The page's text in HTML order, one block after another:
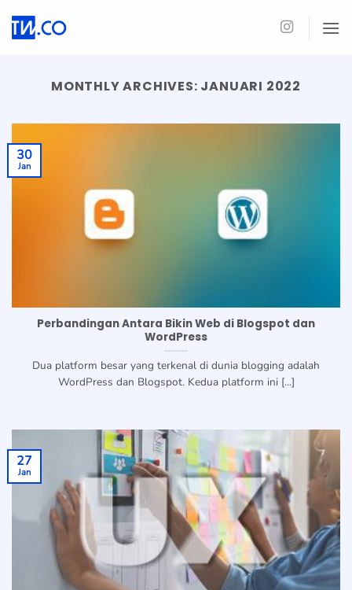
MONTHLY ARCHIVES: JANUARI 2022
Perbandingan Antara Bikin Web di Blogspot dan
WordPress
Dua platform besar yang terkenal di dunia blogging adalah
WordPress dan Blogspot. Kedua platform ini [...]
30
Jan
27
Jan